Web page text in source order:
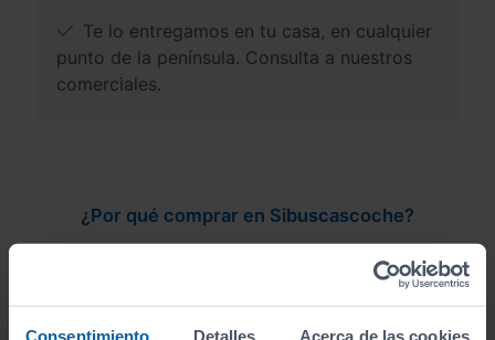
Consentimiento Detalles Acerca de las cookies
Te lo entregamos en tu casa, en cualquier
punto de la península. Consulta a nuestros
comerciales.
¿Por qué comprar en Sibuscascoche?
Compra tu coche con confianza